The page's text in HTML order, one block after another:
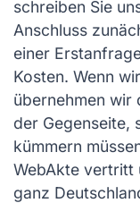
schreiben Sie
Anschluss
einer
Kosten. Wenn
übernehmen wir
der Gegenseite,
kümmern
WebAkte vertritt
ganz